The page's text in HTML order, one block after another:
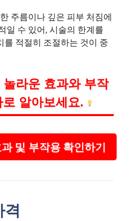
주름이나 깊은 피부 처짐에
일 수 있어, 시술의 한계를
를 적절히 조절하는 것이 중
놀라운 효과와 부작
알아보세요.
및 부작용 확인하기